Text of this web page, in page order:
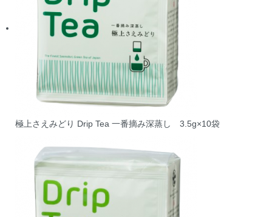
極上さえみどり Drip Tea 一番摘み深蒸し 3.5g×10袋